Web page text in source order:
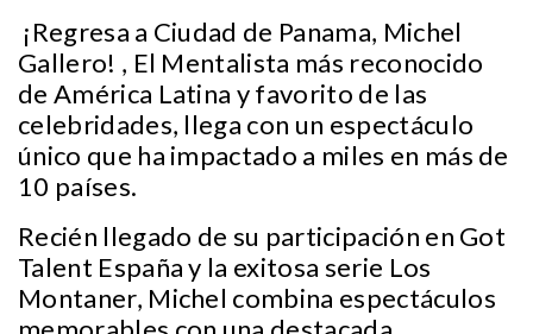
¡Regresa a Ciudad de Panama, Michel
Gallero! , El Mentalista más reconocido
de América Latina y favorito de las
celebridades, llega con un espectáculo
único que ha impactado a miles en más de
10 países.
Recién llegado de su participación en Got
Talent España y la exitosa serie Los
Montaner, Michel combina espectáculos